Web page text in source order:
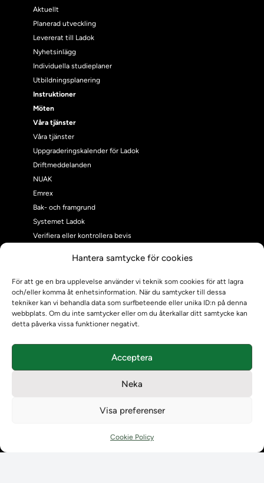
Hantera samtycke för cookies
För att ge en bra upplevelse använder vi teknik som cookies för att lagra
och/eller komma åt enhetsinformation. När du samtycker till dessa
tekniker kan vi behandla data som surfbeteende eller unika ID:n på denna
webbplats. Om du inte samtycker eller om du återkallar ditt samtycke kan
detta påverka vissa funktioner negativt.
Acceptera
Neka
Visa preferenser
Cookie Policy
Aktuellt
Planerad utveckling
Levererat till Ladok
Nyhetsinlägg
Individuella studieplaner
Utbildningsplanering
Instruktioner
Möten
Våra tjänster
Våra tjänster
Uppgraderingskalender för Ladok
Driftmeddelanden
NUAK
Emrex
Bak- och framgrund
Systemet Ladok
Verifiera eller kontrollera bevis
Om oss
Om Ladokkonsortiet
Ladokkonsortiet internationellt
Vision, strategi och produktplan
Kontaktuppgifter för studenters Ladoksupport